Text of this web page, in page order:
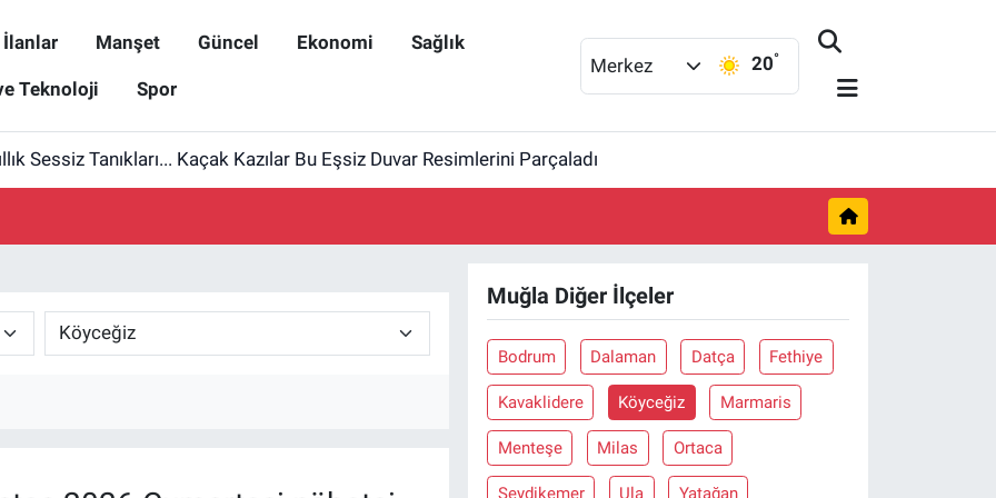
İlanlar Manşet Güncel Ekonomi Sağlık
Teknoloji Spor
Merkez 20°
Sessiz Tanıkları... Kaçak Kazılar Bu Eşsiz Duvar Resimlerini Parçaladı
Muğla Diğer İlçeler
Bodrum Dalaman Datça Fethiye
Kavaklidere Köyceğiz Marmaris
Menteşe Milas Ortaca
Seydikemer Ula Yatağan